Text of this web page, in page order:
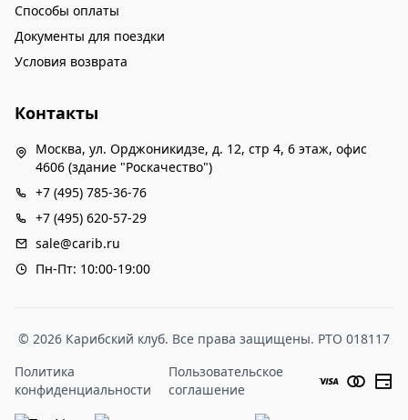
Способы оплаты
Документы для поездки
Условия возврата
Контакты
Москва, ул. Орджоникидзе, д. 12, стр 4, 6 этаж, офис
4606 (здание "Роскачество")
+7 (495) 785-36-76
+7 (495) 620-57-29
sale@carib.ru
Пн-Пт: 10:00-19:00
© 2026 Карибский клуб. Все права защищены. РТО 018117
Политика
конфиденциальности
Пользовательское
соглашение